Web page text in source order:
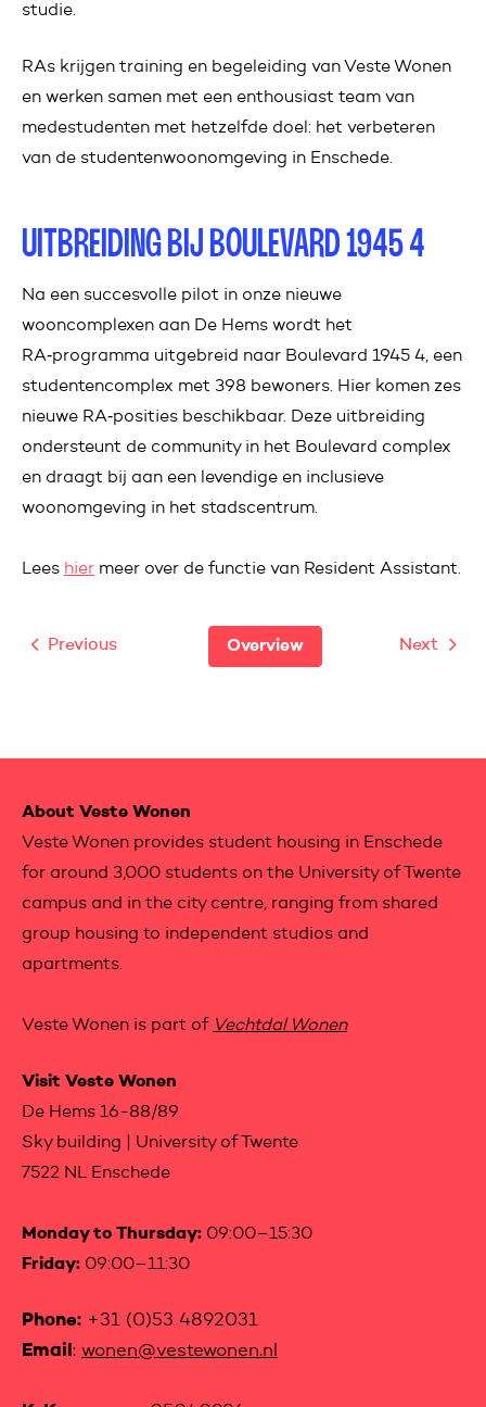
studie.
RAs krijgen training en begeleiding van Veste Wonen
en werken samen met een enthousiast team van
medestudenten met hetzelfde doel: het verbeteren
van de studentenwoonomgeving in Enschede.
UITBREIDING BIJ BOULEVARD 1945 4
Na een succesvolle pilot in onze nieuwe
wooncomplexen aan De Hems wordt het
RA‑programma uitgebreid naar Boulevard 1945 4, een
studentencomplex met 398 bewoners. Hier komen zes
nieuwe RA‑posities beschikbaar. Deze uitbreiding
ondersteunt de community in het Boulevard complex
en draagt bij aan een levendige en inclusieve
woonomgeving in het stadscentrum.
Lees hier meer over de functie van Resident Assistant.
Next
Overview
Previous
Contactinformation
About Veste Wonen
Veste Wonen provides student housing in Enschede
for around 3,000 students on the University of Twente
campus and in the city centre, ranging from shared
group housing to independent studios and
apartments.
Veste Wonen is part of Vechtdal Wonen
Visit Veste Wonen
De Hems 16-88/89
Sky building | University of Twente
7522 NL Enschede
Monday to Thursday: 09:00–15:30
Friday: 09:00–11:30
Phone: +31 (0)53 4892031
Email : wonen@vestewonen.nl